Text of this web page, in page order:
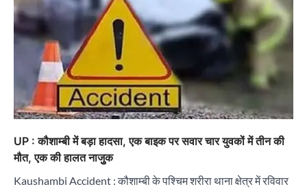
UP : कौशाम्बी में बड़ा हादसा, एक बाइक पर सवार चार युवकों में तीन की
मौत, एक की हालत नाजुुक
Kaushambi Accident : कौशाम्बी के पश्चिम शरीरा थाना क्षेत्र में रविवार